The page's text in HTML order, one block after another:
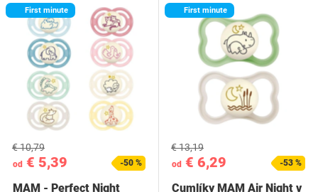
First minute
od € 5,39
€ 10,79
-50 %
MAM - Perfect Night
First minute
od € 6,29
€ 13,19
-53 %
Cumlíky MAM Air Night v